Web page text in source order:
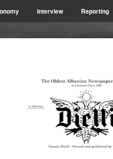
Interview Reporting